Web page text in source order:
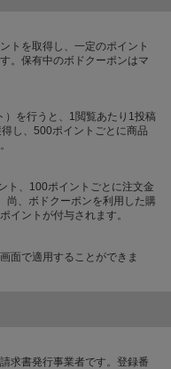
トを取得し、一定のポイント
。保有中のボドクーポンはマ
）を行うと、1閲覧あたり1投稿
し、500ポイントごとに商品
ト、100ポイントごとに注文金
尚、ボドクーポンを利用した購
イントが付与されます。
面で適用することができま
求書発行事業者です。登録番